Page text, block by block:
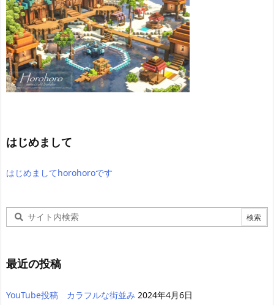
はじめまして
はじめましてhorohoroです
最近の投稿
YouTube投稿 カラフルな街並み 2024年4月6日